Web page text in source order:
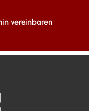
vereinbaren